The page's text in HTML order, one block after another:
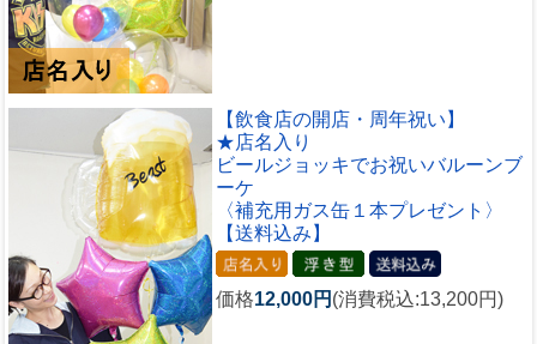
【飲食店の開店・周年祝い】
★店名入り
ビールジョッキでお祝いバルーンブ
ーケ
〈補充用ガス缶１本プレゼント〉
【送料込み】
価格12,000円 (消費税込:13,200円)